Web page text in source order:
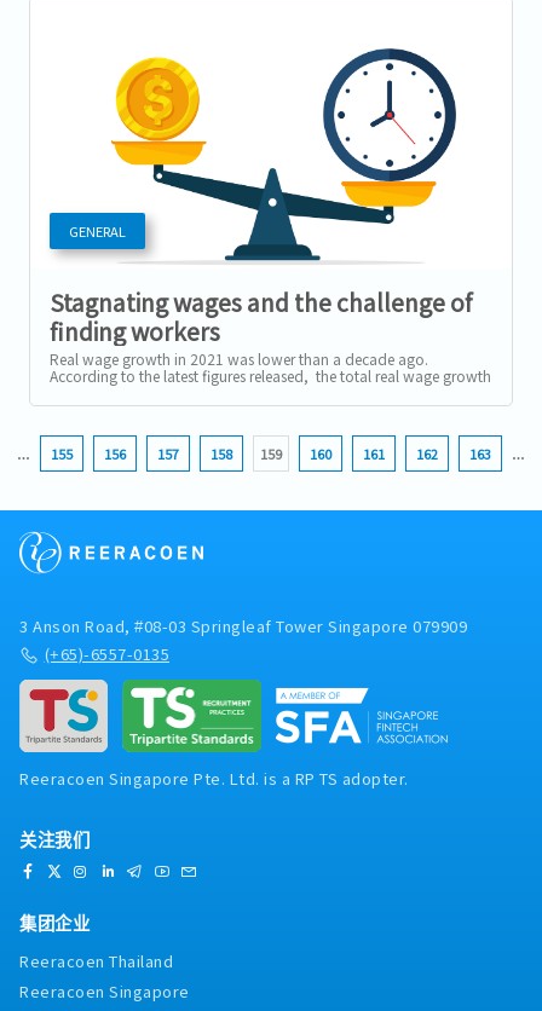
GENERAL
Stagnating wages and the challenge of
finding workers
Real wage growth in 2021 was lower than a decade ago.
According to the latest figures released, the total real wage growth
in 2021 was 1.6%,...
… 155 156 157 158 159 160 161 162 163 …
3 Anson Road, #08-03 Springleaf Tower Singapore 079909
(+65)-6557-0135
Reeracoen Singapore Pte. Ltd. is a RP TS adopter.
关注我们
集团企业
Reeracoen Thailand
Reeracoen Singapore